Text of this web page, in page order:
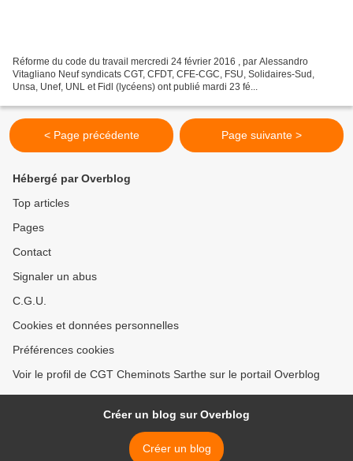
Réforme du code du travail mercredi 24 février 2016 , par Alessandro
Vitagliano Neuf syndicats CGT, CFDT, CFE-CGC, FSU, Solidaires-Sud,
Unsa, Unef, UNL et Fidl (lycéens) ont publié mardi 23 fé...
< Page précédente Page suivante >
Hébergé par Overblog
Top articles
Pages
Contact
Signaler un abus
C.G.U.
Cookies et données personnelles
Préférences cookies
Voir le profil de CGT Cheminots Sarthe sur le portail Overblog
Créer un blog sur Overblog
Créer un blog